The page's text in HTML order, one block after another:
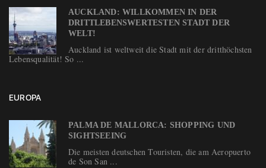
AUCKLAND: WILLKOMMEN IN DER
DRITTLEBENSWERTESTEN STADT DER
WELT!
Auckland ist weltweit die Stadt mit der dritthöchsten
Lebensqualität! So ...
EUROPA
PALMA DE MALLORCA: SHOPPING UND
SIGHTSEEING
Die meisten deutschen Touristen, die am Aeropuerto
de Son San ...